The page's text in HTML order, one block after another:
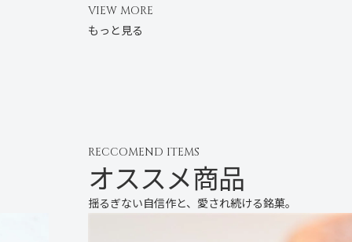
VIEW MORE
もっと見る
RECCOMEND ITEMS
オススメ商品
揺るぎない自信作と、愛され続ける銘菓。